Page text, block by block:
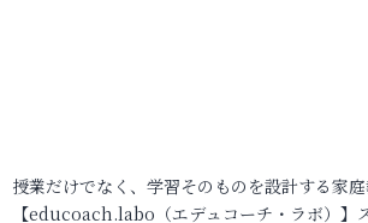
授業だけでなく、学習そのものを設計する家
【educoach.labo（エデュコーチ・ラボ）】